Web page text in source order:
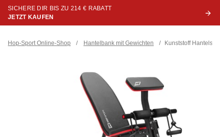
SICHERE DIR BIS ZU 214 € RABATT
JETZT KAUFEN
Hop-Sport Online-Shop / Hantelbank mit Gewichten / Kunststoff